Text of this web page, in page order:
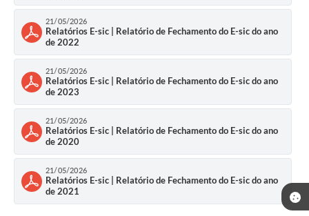
21/05/2026
Relatórios E-sic | Relatório de Fechamento do E-sic do ano
de 2022
21/05/2026
Relatórios E-sic | Relatório de Fechamento do E-sic do ano
de 2023
21/05/2026
Relatórios E-sic | Relatório de Fechamento do E-sic do ano
de 2020
21/05/2026
Relatórios E-sic | Relatório de Fechamento do E-sic do ano
de 2021